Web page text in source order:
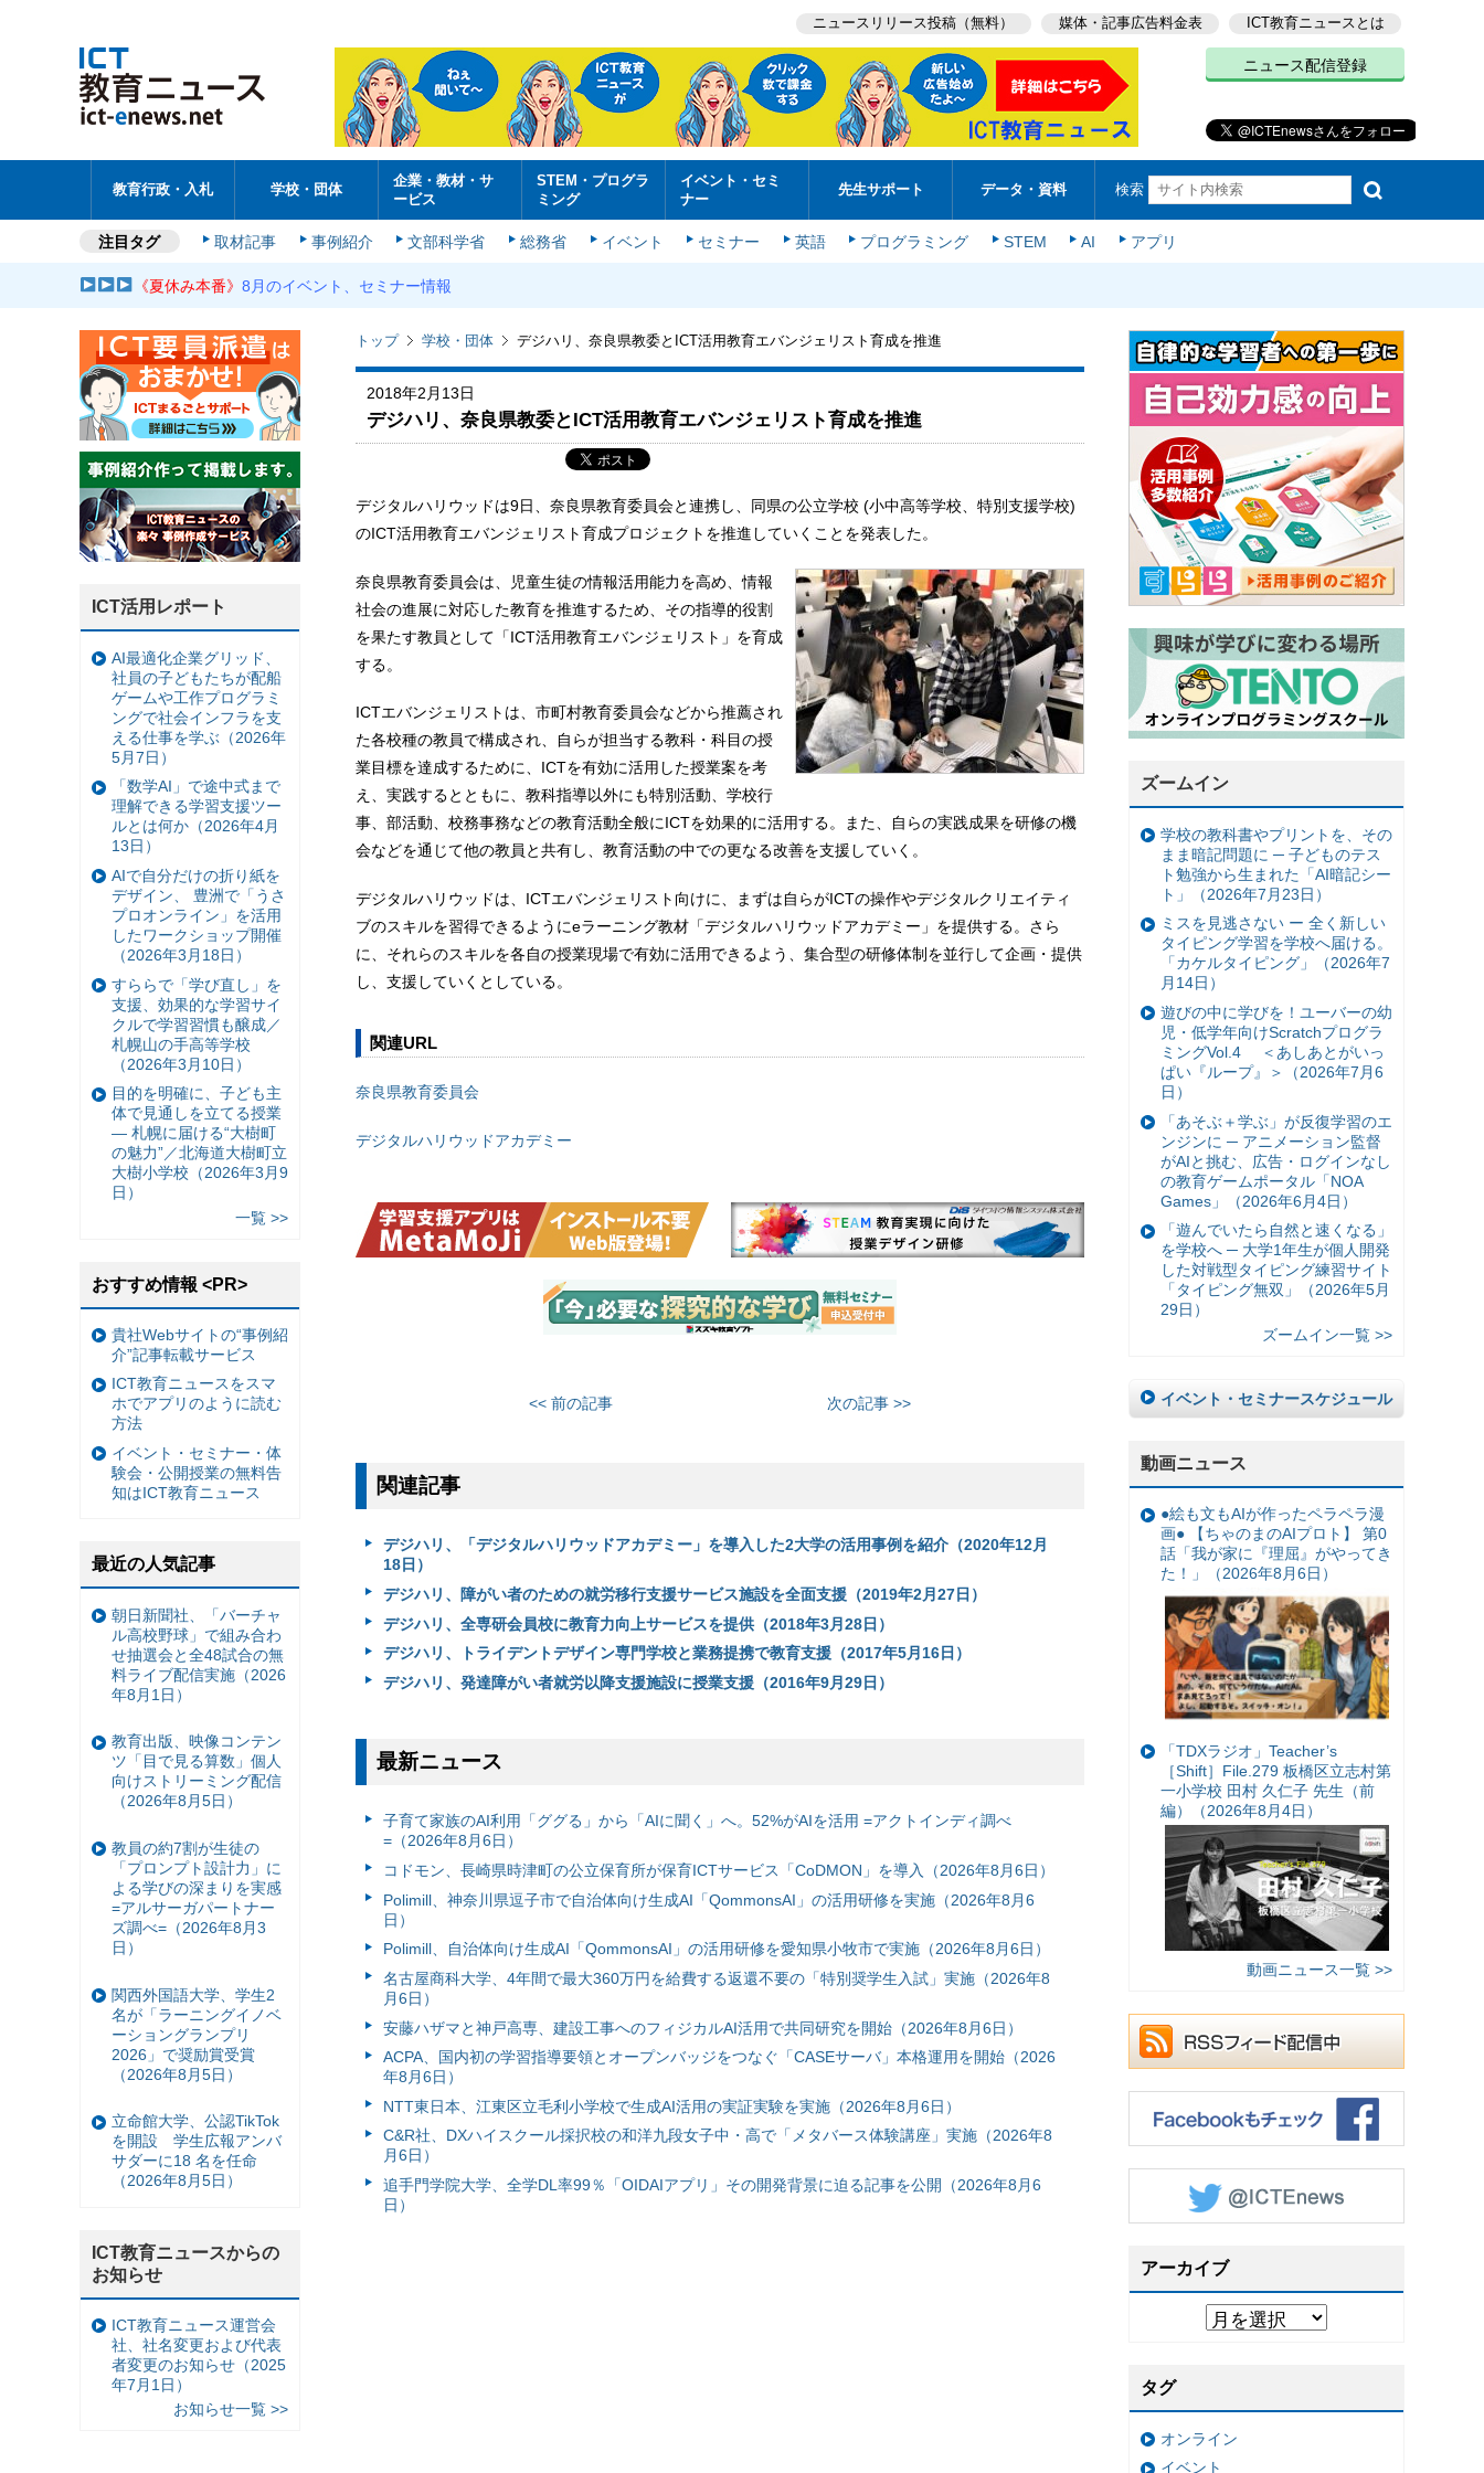
ニュースリリース投稿（無料） 媒体・記事広告料金表 ICT教育ニュースとは
ニュース配信登録
教育行政・入札 学校・団体
企業・教材・サ
ービス
STEM・プログラ
ミング
イベント・セミ
ナー
先生サポート データ・資料 検索
注目タグ 取材記事 事例紹介 文部科学省 総務省 イベント セミナー 英語 プログラミング STEM AI アプリ
《夏休み本番》8月のイベント、セミナー情報
トップ 学校・団体 デジハリ、奈良県教委とICT活用教育エバンジェリスト育成を推進
2018年2月13日
デジハリ、奈良県教委とICT活用教育エバンジェリスト育成を推進
デジタルハリウッドは9日、奈良県教育委員会と連携し、同県の公立学校 (小中高等学校、特別支援学校)
のICT活用教育エバンジェリスト育成プロジェクトを推進していくことを発表した。
奈良県教育委員会は、児童生徒の情報活用能力を高め、情報
社会の進展に対応した教育を推進するため、その指導的役割
を果たす教員として「ICT活用教育エバンジェリスト」を育成
する。
ICTエバンジェリストは、市町村教育委員会などから推薦され
た各校種の教員で構成され、自らが担当する教科・科目の授
業目標を達成するために、ICTを有効に活用した授業案を考
え、実践するとともに、教科指導以外にも特別活動、学校行
事、部活動、校務事務などの教育活動全般にICTを効果的に活用する。また、自らの実践成果を研修の機
会などを通じて他の教員と共有し、教育活動の中での更なる改善を支援していく。
デジタルハリウッドは、ICTエバンジェリスト向けに、まずは自らがICTの操作やデジタルクリエイティ
ブのスキルを習得できるようにeラーニング教材「デジタルハリウッドアカデミー」を提供する。さら
に、それらのスキルを各自の授業現場で有効に活用できるよう、集合型の研修体制を並行して企画・提供
し、支援していくとしている。
関連URL
奈良県教育委員会
デジタルハリウッドアカデミー
<< 前の記事 次の記事 >>
関連記事
デジハリ、「デジタルハリウッドアカデミー」を導入した2大学の活用事例を紹介（2020年12月
18日）
デジハリ、障がい者のための就労移行支援サービス施設を全面支援（2019年2月27日）
デジハリ、全専研会員校に教育力向上サービスを提供（2018年3月28日）
デジハリ、トライデントデザイン専門学校と業務提携で教育支援（2017年5月16日）
デジハリ、発達障がい者就労以降支援施設に授業支援（2016年9月29日）
最新ニュース
子育て家族のAI利用「ググる」から「AIに聞く」へ。52%がAIを活用 =アクトインディ調べ
=（2026年8月6日）
コドモン、長崎県時津町の公立保育所が保育ICTサービス「CoDMON」を導入（2026年8月6日）
Polimill、神奈川県逗子市で自治体向け生成AI「QommonsAI」の活用研修を実施（2026年8月6
日）
Polimill、自治体向け生成AI「QommonsAI」の活用研修を愛知県小牧市で実施（2026年8月6日）
名古屋商科大学、4年間で最大360万円を給費する返還不要の「特別奨学生入試」実施（2026年8
月6日）
安藤ハザマと神戸高専、建設工事へのフィジカルAI活用で共同研究を開始（2026年8月6日）
ACPA、国内初の学習指導要領とオープンバッジをつなぐ「CASEサーバ」本格運用を開始（2026
年8月6日）
NTT東日本、江東区立毛利小学校で生成AI活用の実証実験を実施（2026年8月6日）
C&R社、DXハイスクール採択校の和洋九段女子中・高で「メタバース体験講座」実施（2026年8
月6日）
追手門学院大学、全学DL率99％「OIDAIアプリ」その開発背景に迫る記事を公開（2026年8月6
日）
ズームイン
学校の教科書やプリントを、その
まま暗記問題に ─ 子どものテス
ト勉強から生まれた「AI暗記シー
ト」（2026年7月23日）
ミスを見逃さない ー 全く新しい
タイピング学習を学校へ届ける。
「カケルタイピング」（2026年7
月14日）
遊びの中に学びを！ユーバーの幼
児・低学年向けScratchプログラ
ミングVol.4 ＜あしあとがいっ
ぱい『ループ』＞（2026年7月6
日）
「あそぶ＋学ぶ」が反復学習のエ
ンジンに ─ アニメーション監督
がAIと挑む、広告・ログインなし
の教育ゲームポータル「NOA
Games」（2026年6月4日）
「遊んでいたら自然と速くなる」
を学校へ ─ 大学1年生が個人開発
した対戦型タイピング練習サイト
「タイピング無双」（2026年5月
29日）
ズームイン一覧 >>
イベント・セミナースケジュール
動画ニュース
●絵も文もAIが作ったペラペラ漫
画● 【ちゃのまのAIプロト】 第0
話「我が家に『理屈』がやってき
た！」（2026年8月6日）
「TDXラジオ」Teacher’s
［Shift］File.279 板橋区立志村第
一小学校 田村 久仁子 先生（前
編）（2026年8月4日）
動画ニュース一覧 >>
アーカイブ
タグ
オンライン
イベント
ICT活用レポート
AI最適化企業グリッド、
社員の子どもたちが配船
ゲームや工作プログラミ
ングで社会インフラを支
える仕事を学ぶ（2026年
5月7日）
「数学AI」で途中式まで
理解できる学習支援ツー
ルとは何か（2026年4月
13日）
AIで自分だけの折り紙を
デザイン、 豊洲で「うさ
プロオンライン」を活用
したワークショップ開催
（2026年3月18日）
すららで「学び直し」を
支援、効果的な学習サイ
クルで学習習慣も醸成／
札幌山の手高等学校
（2026年3月10日）
目的を明確に、子ども主
体で見通しを立てる授業
— 札幌に届ける“大樹町
の魅力”／北海道大樹町立
大樹小学校（2026年3月9
日）
一覧 >>
おすすめ情報 <PR>
貴社Webサイトの“事例紹
介”記事転載サービス
ICT教育ニュースをスマ
ホでアプリのように読む
方法
イベント・セミナー・体
験会・公開授業の無料告
知はICT教育ニュース
最近の人気記事
朝日新聞社、「バーチャ
ル高校野球」で組み合わ
せ抽選会と全48試合の無
料ライブ配信実施（2026
年8月1日）
教育出版、映像コンテン
ツ「目で見る算数」個人
向けストリーミング配信
（2026年8月5日）
教員の約7割が生徒の
「プロンプト設計力」に
よる学びの深まりを実感
=アルサーガパートナー
ズ調べ=（2026年8月3
日）
関西外国語大学、学生2
名が「ラーニングイノベ
ーショングランプリ
2026」で奨励賞受賞
（2026年8月5日）
立命館大学、公認TikTok
を開設 学生広報アンバ
サダーに18 名を任命
（2026年8月5日）
ICT教育ニュースからの
お知らせ
ICT教育ニュース運営会
社、社名変更および代表
者変更のお知らせ（2025
年7月1日）
お知らせ一覧 >>